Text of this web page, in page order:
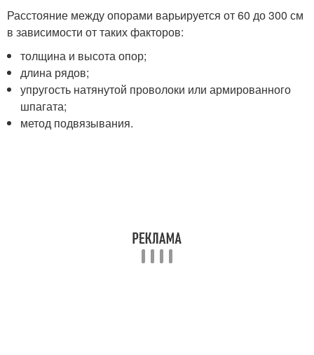
Расстояние между опорами варьируется от 60 до 300 см
в зависимости от таких факторов:
толщина и высота опор;
длина рядов;
упругость натянутой проволоки или армированного
шпагата;
метод подвязывания.